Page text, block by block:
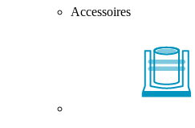
Accessoires